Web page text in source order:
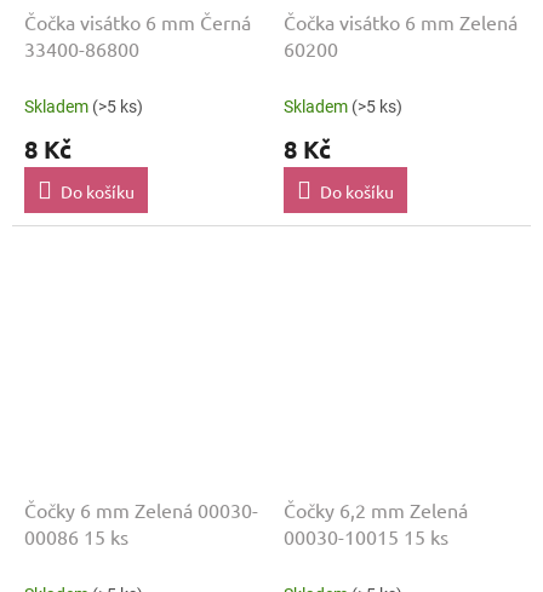
Čočka visátko 6 mm Černá
33400-86800
Skladem (>5 ks)
8 Kč
Do košíku
Čočka visátko 6 mm Zelená
60200
Skladem (>5 ks)
8 Kč
Do košíku
Čočky 6 mm Zelená 00030-
00086 15 ks
Čočky 6,2 mm Zelená
00030-10015 15 ks